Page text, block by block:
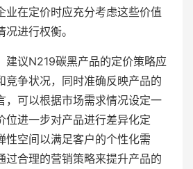
业在定价时应充分考虑这些价值
进行权衡。
建议N219碳黑产品的定价策略应
竞争状况，同时准确反映产品的
，可以根据市场需求情况设定一
位进一步对产品进行差异化定
性空间以满足客户的个性化需
过合理的营销策略来提升产品的